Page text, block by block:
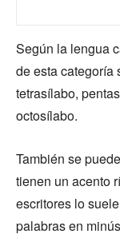
Según la lengua
de esta categoría
tetrasílabo,
octosílabo.
También se
tienen un acento
escritores lo
palabras en